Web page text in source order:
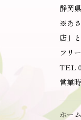
静岡
※あさ
店」
フリ
TEL
営業
ホーム